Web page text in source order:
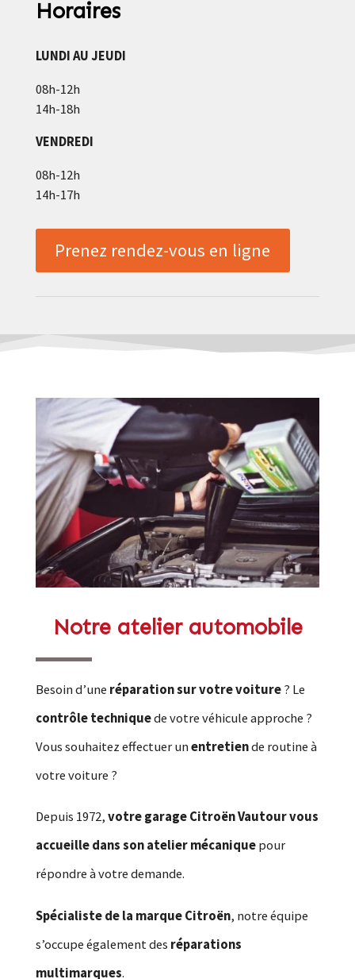
Horaires
LUNDI AU JEUDI
08h-12h
14h-18h
VENDREDI
08h-12h
14h-17h
Prenez rendez-vous en ligne
Notre atelier automobile
Besoin d’une réparation sur votre voiture? Le
contrôle techniquede votre véhicule approche ?
Vous souhaitez effectuer unentretiende routine à
votre voiture ?
Depuis 1972,votre garage Citroën Vautour vous
accueille dans son atelier mécaniquepour
répondre à votre demande.
Spécialiste de la marque Citroën, notre équipe
s’occupe également des réparations
multimarques.